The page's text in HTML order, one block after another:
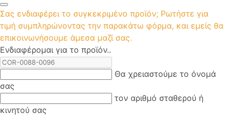
Σας ενδιαφέρει το συγκεκριμένο προϊόν; Ρωτήστε για
τιμή συμπληρώνοντας την παρακάτω φόρμα, και εμείς θα
επικοινωνήσουμε άμεσα μαζί σας.
Ενδιαφέρομαι για το προϊόν..
Θα χρειαστούμε το όνομά
σας
τον αριθμό σταθερού ή
κινητού σας